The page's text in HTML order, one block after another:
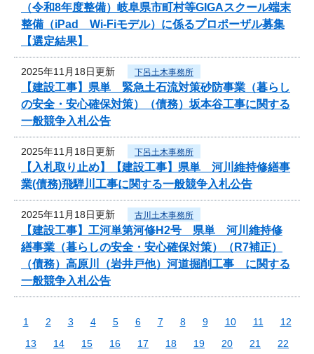
（令和8年度整備）岐阜県市町村等GIGAスクール端末
整備（iPad Wi-Fiモデル）に係るプロポーザル募集
【選定結果】
2025年11月18日更新 下呂土木事務所
【建設工事】県単 緊急土石流対策砂防事業（暮らし
の安全・安心確保対策）（債務）坂本谷工事に関する
一般競争入札公告
2025年11月18日更新 下呂土木事務所
【入札取り止め】【建設工事】県単 河川維持修繕事
業(債務)飛騨川工事に関する一般競争入札公告
2025年11月18日更新 古川土木事務所
【建設工事】工河単第河修H2号 県単 河川維持修
繕事業（暮らしの安全・安心確保対策）（R7補正）
（債務）高原川（岩井戸他）河道掘削工事 に関する
一般競争入札公告
1 2 3 4 5 6 7 8 9 10 11
12
13
14 15 16 17 18 19 20 21
22